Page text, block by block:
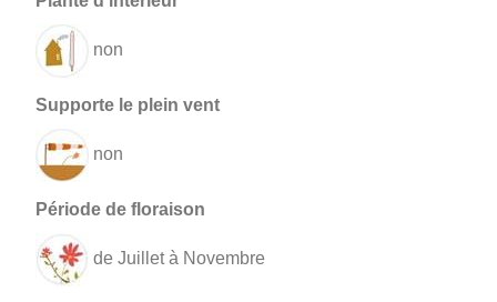
non
non
de Juillet à Novembre